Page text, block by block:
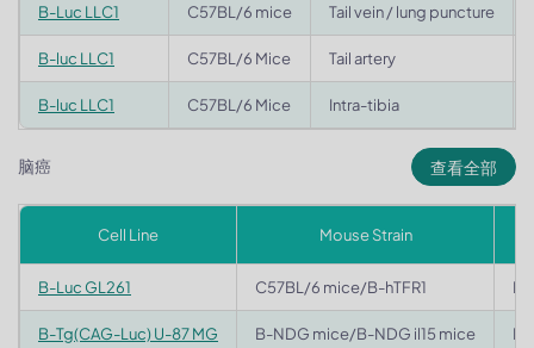
B-Luc LLC1 C57BL/6 mice Tail vein / lung puncture
B-luc LLC1 C57BL/6 Mice Tail artery
B-luc LLC1 C57BL/6 Mice Intra-tibia
脑癌 查看全部
Cell Line Mouse Strain
B-Luc GL261 C57BL/6 mice/B-hTFR1
B-Tg(CAG-Luc) U-87 MG B-NDG mice/B-NDG il15 mice